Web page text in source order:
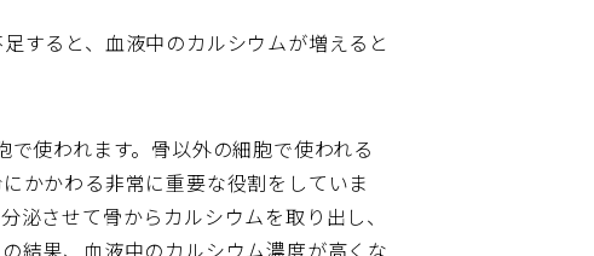
すると、血液中のカルシウムが増えると
使われます。骨以外の細胞で使われる
かかわる非常に重要な役割をしていま
させて骨からカルシウムを取り出し、
結果、血液中のカルシウム濃度が高くな